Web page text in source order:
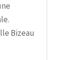
Bizeau